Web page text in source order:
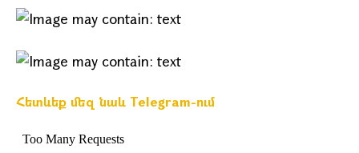
Հետևեք մեզ նաև Telegram-ում